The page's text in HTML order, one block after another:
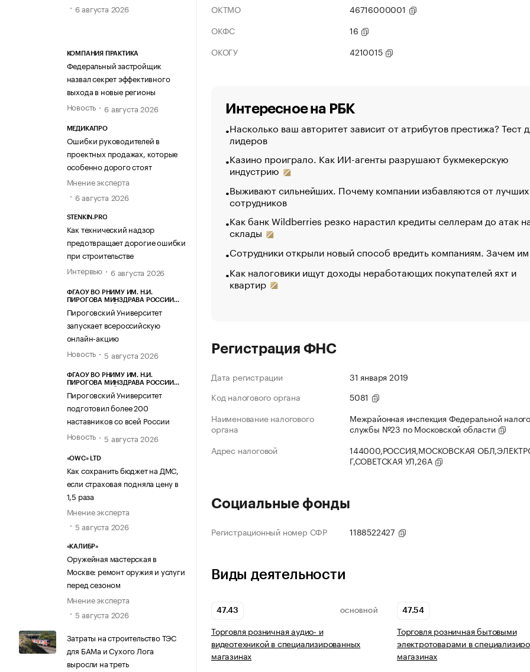
6 августа 2026
КОМПАНИЯ ПРАКТИКА
Федеральный застройщик
назвал секрет эффективного
выхода в новые регионы
Новость
6 августа 2026
МЕДИКАПРО
Ошибки руководителей в
проектных продажах, которые
особенно дорого стоят
Мнение эксперта
6 августа 2026
STENKIN.PRO
Как технический надзор
предотвращает дорогие ошибки
при строительстве
Интервью
6 августа 2026
ФГАОУ ВО РНИМУ ИМ. Н.И.
ПИРОГОВА МИНЗДРАВА РОССИИ
Пироговский Университет
запускает всероссийскую
онлайн-акцию
Новость
5 августа 2026
ФГАОУ ВО РНИМУ ИМ. Н.И.
ПИРОГОВА МИНЗДРАВА РОССИИ
Пироговский Университет
подготовил более 200
наставников со всей России
Новость
5 августа 2026
«OWC» LTD
Как сохранить бюджет на ДМС,
если страховая подняла цену в
1,5 раза
Мнение эксперта
5 августа 2026
«КАЛИБР»
Оружейная мастерская в
Москве: ремонт оружия и услуги
перед сезоном
Мнение эксперта
5 августа 2026
Затраты на строительство ТЭС
для БАМа и Сухого Лога
выросли на треть
ОКТМО
46716000001
ОКФС
16
ОКОГУ
4210015
Интересное на РБК
Насколько ваш авторитет зависит от атрибутов престижа? Тест
лидеров
Казино проиграло. Как ИИ-агенты разрушают букмекерскую
индустрию
Выживают сильнейших. Почему компании избавляются от лучших
сотрудников
Как банк Wildberries резко нарастил кредиты селлерам до атак
склады
Сотрудники открыли новый способ вредить компаниям. Зачем
Как налоговики ищут доходы неработающих покупателей яхт и
квартир
Регистрация ФНС
Дата регистрации
31 января 2019
Код налогового органа
5081
Наименование налогового
органа
Межрайонная инспекция Федеральной
службы №23 по Московской области
Адрес налоговой
144000,РОССИЯ,МОСКОВСКАЯ
Г,СОВЕТСКАЯ УЛ,26А
Социальные фонды
Регистрационный номер СФР 1188522427
Виды деятельности
47.43 ОСНОВНОЙ
Торговля розничная аудио- и
видеотехникой в специализированных
магазинах
47.54
Торговля розничная бытовыми
электротоварами в
магазинах